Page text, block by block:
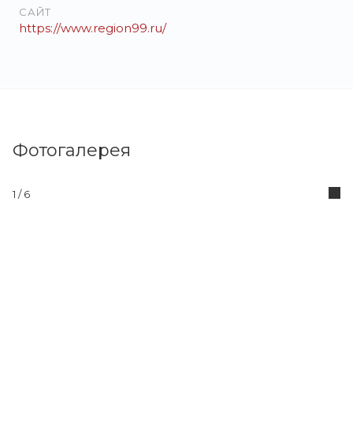
САЙТ
https://www.region99.ru/
Фотогалерея
1 / 6